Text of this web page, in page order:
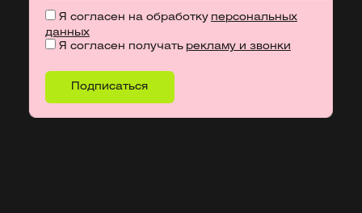
Я согласен на обработку персональных
данных
Я согласен получать рекламу и звонки